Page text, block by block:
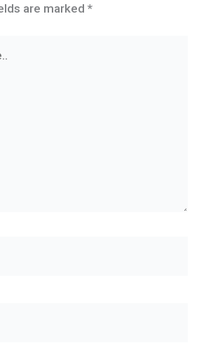
are marked *